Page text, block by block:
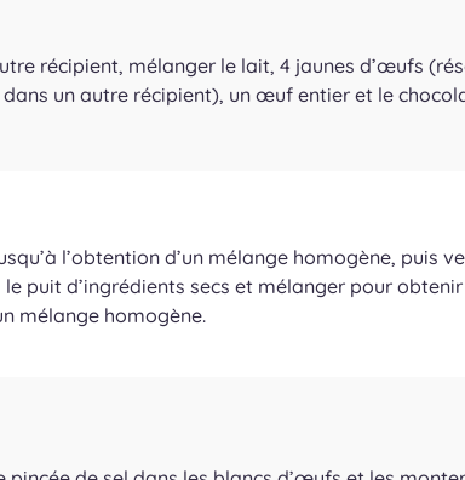
récipient, mélanger le lait, 4 jaunes d’œufs
dans un autre récipient), un œuf entier et le
l’obtention d’un mélange homogène, puis
puit d’ingrédients secs et mélanger pour
mélange homogène.